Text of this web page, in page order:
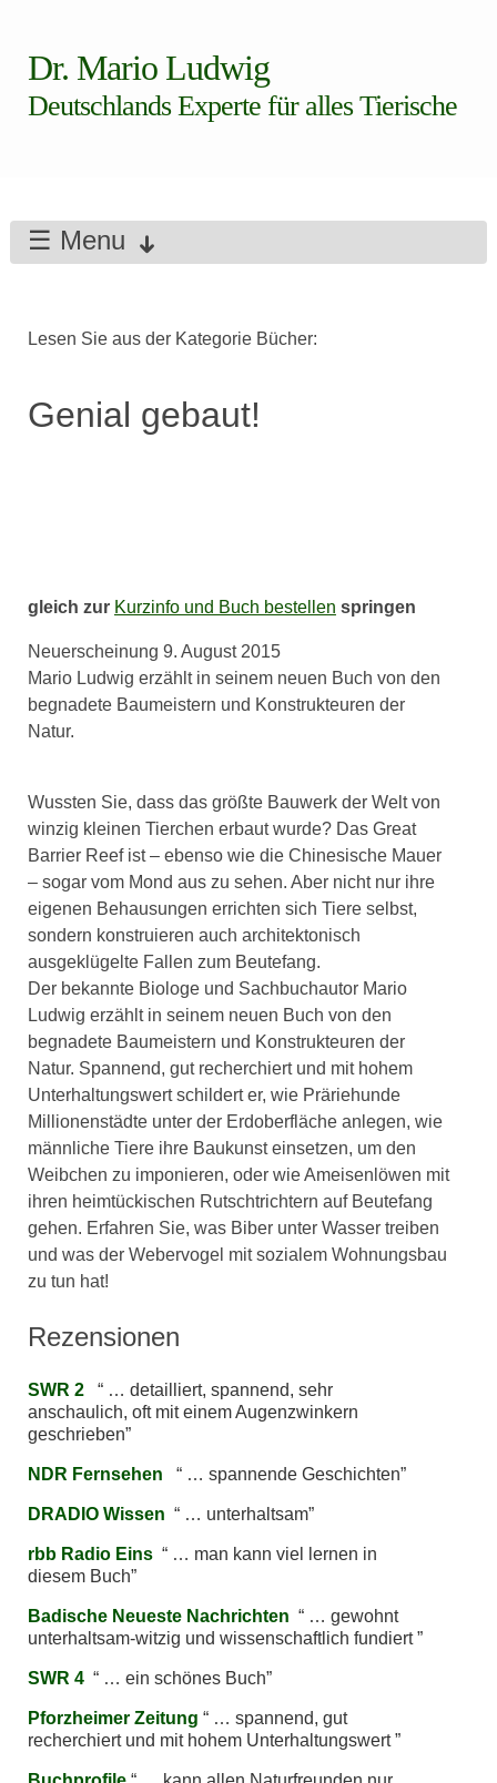
Dr. Mario Ludwig
Deutschlands Experte für alles Tierische
☰ Menu
Lesen Sie aus der Kategorie Bücher:
Genial gebaut!
gleich zur Kurzinfo und Buch bestellen springen
Neuerscheinung 9. August 2015
Mario Ludwig erzählt in seinem neuen Buch von den
begnadete Baumeistern und Konstrukteuren der
Natur.
Wussten Sie, dass das größte Bauwerk der Welt von
winzig kleinen Tierchen erbaut wurde? Das Great
Barrier Reef ist – ebenso wie die Chinesische Mauer
– sogar vom Mond aus zu sehen. Aber nicht nur ihre
eigenen Behausungen errichten sich Tiere selbst,
sondern konstruieren auch architektonisch
ausgeklügelte Fallen zum Beutefang.
Der bekannte Biologe und Sachbuchautor Mario
Ludwig erzählt in seinem neuen Buch von den
begnadete Baumeistern und Konstrukteuren der
Natur. Spannend, gut recherchiert und mit hohem
Unterhaltungswert schildert er, wie Präriehunde
Millionenstädte unter der Erdoberfläche anlegen, wie
männliche Tiere ihre Baukunst einsetzen, um den
Weibchen zu imponieren, oder wie Ameisenlöwen mit
ihren heimtückischen Rutschtrichtern auf Beutefang
gehen. Erfahren Sie, was Biber unter Wasser treiben
und was der Webervogel mit sozialem Wohnungsbau
zu tun hat!
Rezensionen
SWR 2
… detailliert, spannend, sehr
anschaulich, oft mit einem Augenzwinkern
geschrieben
NDR Fernsehen … spannende Geschichten
DRADIO Wissen … unterhaltsam
rbb Radio Eins
… man kann viel lernen in
diesem Buch
Badische Neueste Nachrichten
… gewohnt
unterhaltsam-witzig und wissenschaftlich fundiert
SWR 4 … ein schönes Buch
Pforzheimer Zeitung … spannend, gut
recherchiert und mit hohem Unterhaltungswert